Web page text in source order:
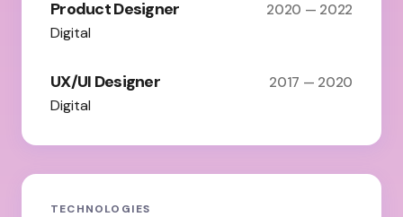
Product Designer 2020 — 2022
Digital
UX/UI Designer 2017 — 2020
Digital
TECHNOLOGIES